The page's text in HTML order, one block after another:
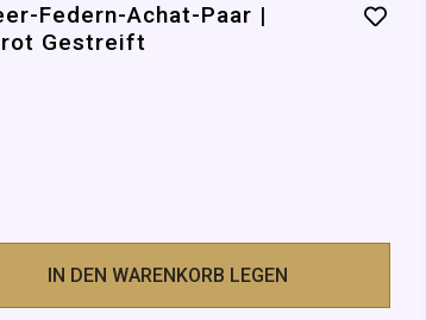
Federn-Achat-Paar |
Gestreift
IN DEN WARENKORB LEGEN